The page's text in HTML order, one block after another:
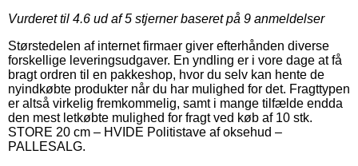
Vurderet til 4.6 ud af 5 stjerner baseret på 9 anmeldelser
Størstedelen af internet firmaer giver efterhånden diverse
forskellige leveringsudgaver. En yndling er i vore dage at få
bragt ordren til en pakkeshop, hvor du selv kan hente de
nyindkøbte produkter når du har mulighed for det. Fragttypen
er altså virkelig fremkommelig, samt i mange tilfælde endda
den mest letkøbte mulighed for fragt ved køb af 10 stk.
STORE 20 cm – HVIDE Politistave af oksehud –
PALLESALG.